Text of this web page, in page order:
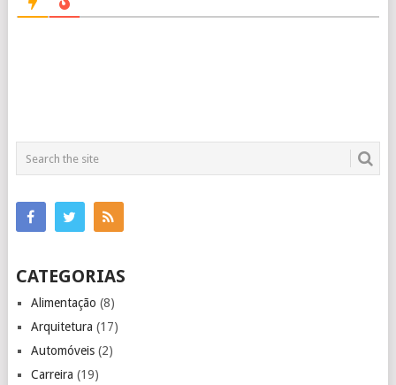
CATEGORIAS
Alimentação (8)
Arquitetura (17)
Automóveis(2)
Carreira (19)